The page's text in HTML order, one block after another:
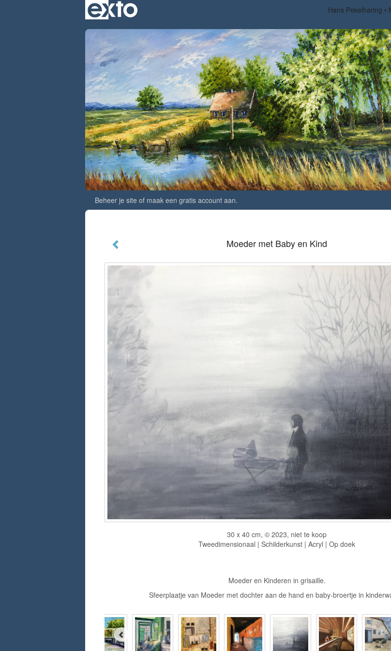
Hans Pekelharing
Beheer je site of maak een gratis account aan.
Moeder met Baby en Kind
30 x 40 cm, © 2023, niet te koop
Tweedimensionaal | Schilderkunst | Acryl | Op doek
Moeder en Kinderen in grisaille.
Sfeerplaatje van Moeder met dochter aan de hand en baby-broertje in